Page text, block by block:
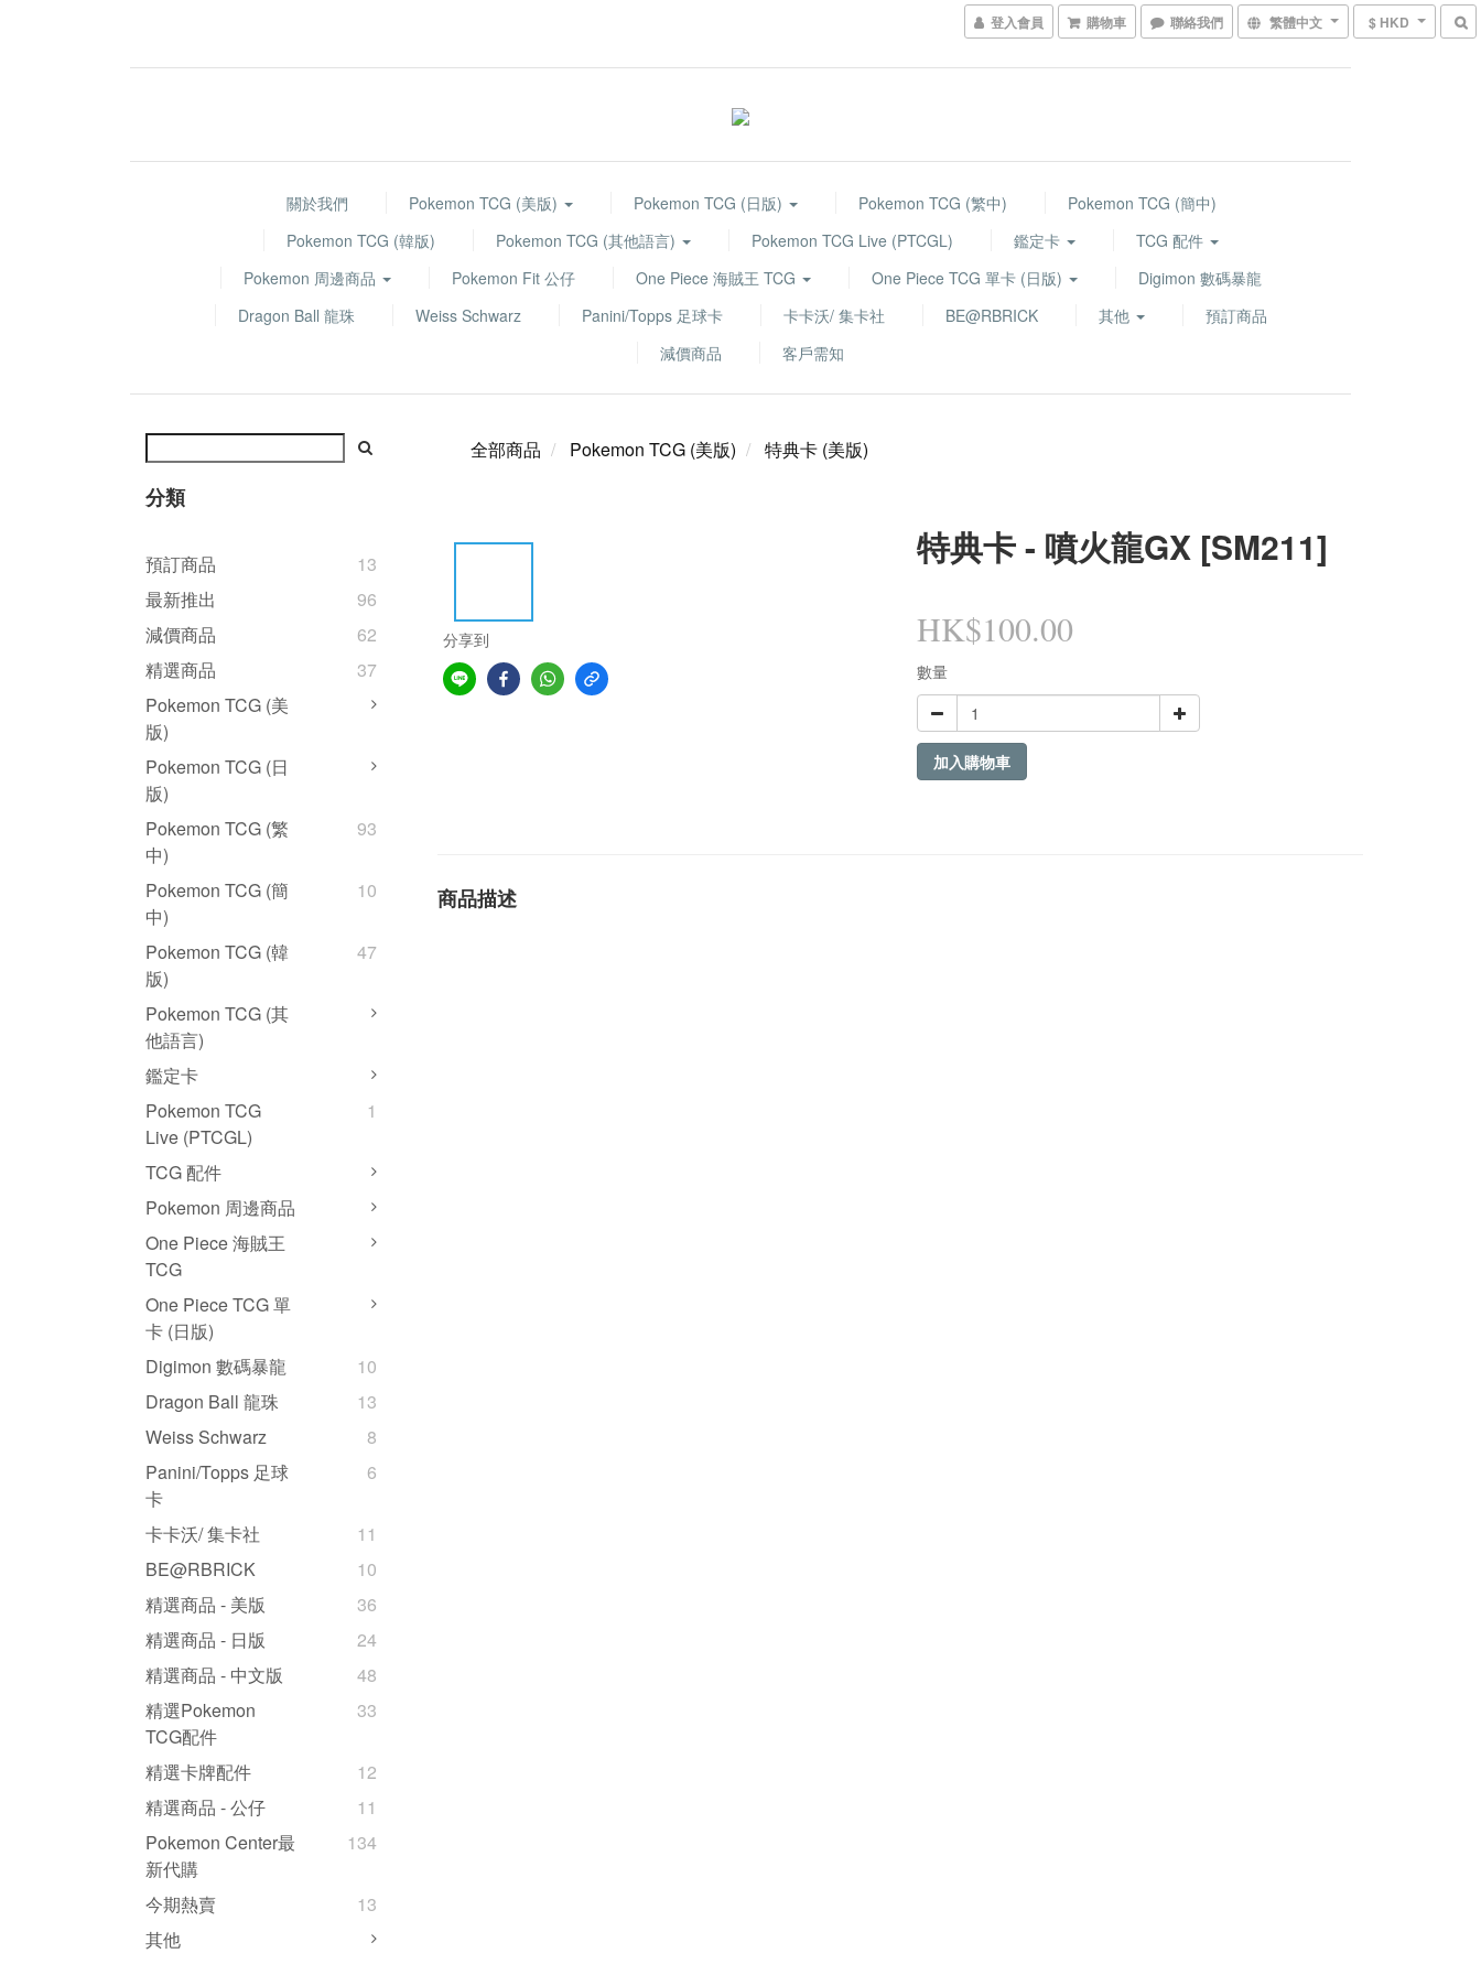
登入會員 購物車 聯絡我們 繁體中文 $ HKD
關於我們 Pokemon TCG (美版) Pokemon TCG (日版) Pokemon TCG (繁中)
Pokemon TCG (簡中)
Pokemon TCG (韓版)
Pokemon TCG (其他語言) Pokemon TCG Live (PTCGL) 鑑定卡
TCG 配件
Pokemon 周邊商品
Pokemon Fit 公仔 One Piece 海賊王 TCG One Piece TCG 單卡 (日版)
Digimon 數碼暴龍
Dragon Ball 龍珠
Weiss Schwarz Panini/Topps 足球卡 卡卡沃/ 集卡社 BE@RBRICK 其他
預訂商品
減價商品
客戶需知
分類
預訂商品
13
最新推出
96
減價商品
62
精選商品
37
Pokemon TCG (美
版)
Pokemon TCG (日
版)
Pokemon TCG (繁
中)
93
Pokemon TCG (簡
中)
10
Pokemon TCG (韓
版)
47
Pokemon TCG (其
他語言)
鑑定卡
Pokemon TCG
Live (PTCGL)
1
TCG 配件
Pokemon 周邊商品
One Piece 海賊王
TCG
One Piece TCG 單
卡 (日版)
Digimon 數碼暴龍
10
Dragon Ball 龍珠
13
Weiss Schwarz
8
Panini/Topps 足球
卡
6
卡卡沃/ 集卡社
11
BE@RBRICK
10
精選商品 - 美版
36
精選商品 - 日版
24
精選商品 - 中文版
48
精選Pokemon
TCG配件
33
精選卡牌配件
12
精選商品 - 公仔
11
Pokemon Center最
新代購
134
今期熱賣
13
其他
全部商品 Pokemon TCG (美版) 特典卡 (美版)
分享到
特典卡 - 噴火龍GX [SM211]
HK$100.00
數量
加入購物車
商品描述